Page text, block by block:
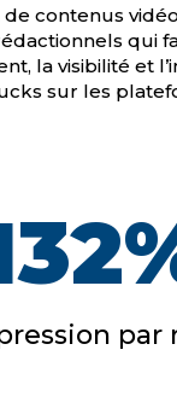
contenus
qui
la visibilité et
sur les
par